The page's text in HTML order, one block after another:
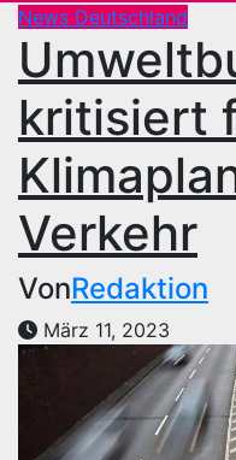
News Deutschland
kritisiert
Verkehr
VonRedaktion
März 11, 2023